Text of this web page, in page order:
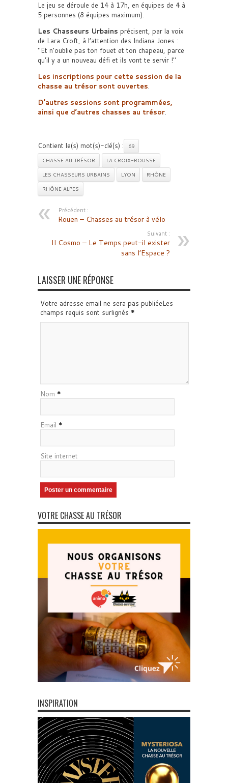
Le jeu se déroule de 14 à 17h, en équipes de 4 à
5 personnes (8 équipes maximum).
Les Chasseurs Urbains précisent, par la voix
de Lara Croft, à l’attention des Indiana Jones :
Et n’oublie pas ton fouet et ton chapeau, parce
qu’il y a un nouveau défi et ils vont te servir !
Les inscriptions pour cette session de la
chasse au trésor sont ouvertes.
D’autres sessions sont programmées,
ainsi que d’autres chasses au trésor.
Contient le(s) mot(s)-clé(s) :
69
CHASSE AU TRÉSOR
LA CROIX-ROUSSE
LES CHASSEURS URBAINS
LYON
RHÔNE
RHÔNE ALPES
Précédent :
Rouen – Chasses au trésor à vélo
Suivant :
Il Cosmo – Le Temps peut-il exister
sans l’Espace ?
LAISSER UNE RÉPONSE
Votre adresse email ne sera pas publiéeLes
champs requis sont surlignés *
Nom *
Email *
Site internet
VOTRE CHASSE AU TRÉSOR
INSPIRATION